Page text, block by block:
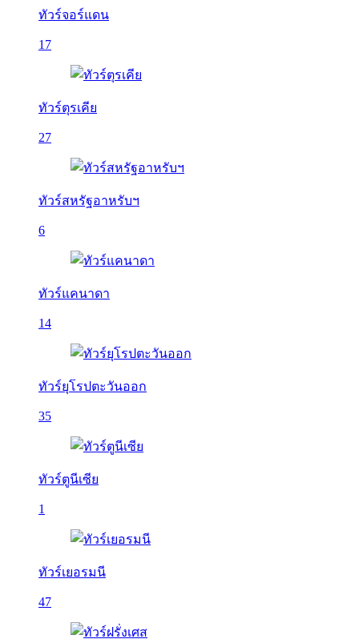
ทัวร์จอร์แดน
17
ทัวร์ตุรเคีย
27
ทัวร์สหรัฐอาหรับฯ
6
ทัวร์แคนาดา
14
ทัวร์ยุโรปตะวันออก
35
ทัวร์ตูนีเซีย
1
ทัวร์เยอรมนี
47